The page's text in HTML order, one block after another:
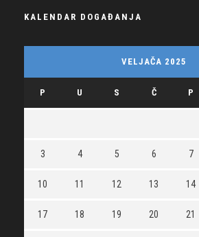
KALENDAR DOGAĐANJA
VELJAČA 2025
P U S Č P
3 4 5 6 7
10 11 12 13 14
17 18 19 20 21